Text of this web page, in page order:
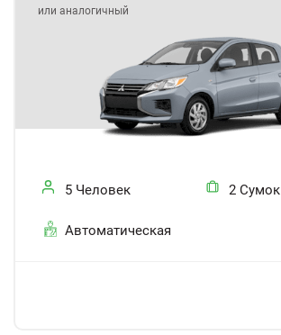
или аналогичный
5 Человек 2 Сумок
Автоматическая